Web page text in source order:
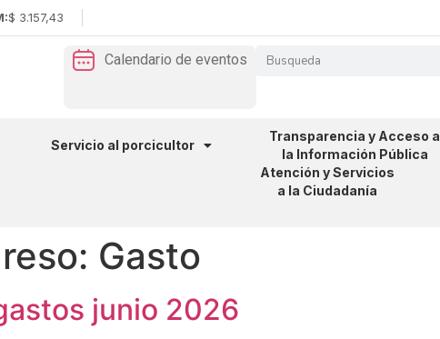
$ 3.157,43
Calendario de eventos
Servicio al porcicultor
Transparencia y Acceso a
la Información Pública
Atención y Servicios
a la Ciudadanía
Gasto
junio 2026